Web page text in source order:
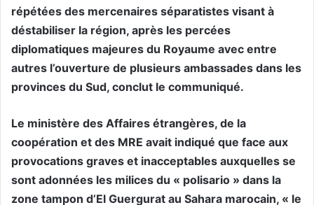
répétées des mercenaires séparatistes visant à
déstabiliser la région, après les percées
diplomatiques majeures du Royaume avec entre
autres l’ouverture de plusieurs ambassades dans les
provinces du Sud, conclut le communiqué.
Le ministère des Affaires étrangères, de la
coopération et des MRE avait indiqué que face aux
provocations graves et inacceptables auxquelles se
sont adonnées les milices du « polisario » dans la
zone tampon d’El Guergurat au Sahara marocain, « le